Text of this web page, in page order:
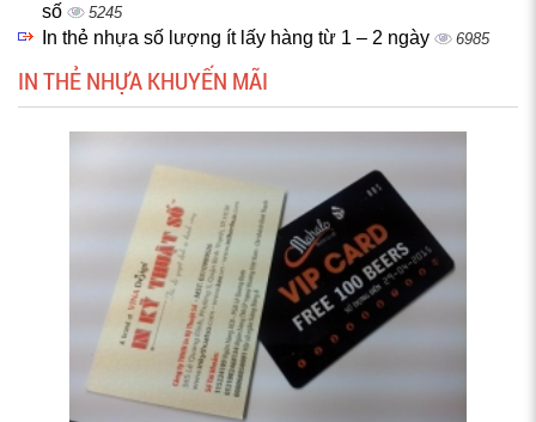
số
5245
In thẻ nhựa số lượng ít lấy hàng từ 1 – 2 ngày 6985
IN THẺ NHỰA KHUYẾN MÃI